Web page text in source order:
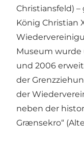
Christiansfeld)
König Christian
Museum wurde
und 2006
der
der
neben der
Grænsekro“